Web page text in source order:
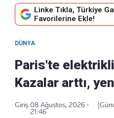
Linke Tıkla, Türkiye
Favorilerine Ekle!
DÜNYA
Paris'te
Kazalar arttı,
Giriş:08 Ağustos, 2026 -
21:46
|